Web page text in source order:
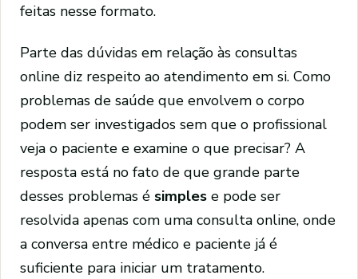
feitas nesse formato.
Parte das dúvidas em relação às consultas
online diz respeito ao atendimento em si. Como
problemas de saúde que envolvem o corpo
podem ser investigados sem que o profissional
veja o paciente e examine o que precisar? A
resposta está no fato de que grande parte
desses problemas é simples e pode ser
resolvida apenas com uma consulta online, onde
a conversa entre médico e paciente já é
suficiente para iniciar um tratamento.